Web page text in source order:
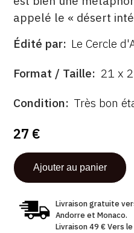
appelé le « désert
ÉDITÉ
Édité par Le Cercle
FORMAT
Format / Taille 21 x
ÉTAT
Condition Très bon
27 €
Livraison gratuite
Andorre et Monaco.
Livraison 49 € Vers